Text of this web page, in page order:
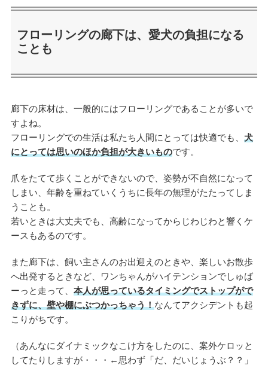
フローリングの廊下は、愛犬の負担になる
ことも
廊下の床材は、一般的にはフローリングであることが多いで
すよね。
フローリングでの生活は私たち人間にとっては快適でも、 犬
にとっては思いのほか負担が大きいものです。
爪をたてて歩くことができないので、姿勢が不自然になって
しまい、年齢を重ねていくうちに長年の無理がたたってしま
うことも。
若いときは大丈夫でも、高齢になってからじわじわと響くケ
ースもあるのです。
また廊下は、飼い主さんのお出迎えのときや、楽しいお散歩
へ出発するときなど、ワンちゃんがハイテンションでしゅば
ーっと走って、 本人が思っているタイミングでストップがで
きずに、壁や棚にぶつかっちゃう！なんてアクシデントも起
こりがちです。
（あんなにダイナミックなこけ方をしたのに、案外ケロッと
してたりしますが・・・←思わず「だ、だいじょうぶ？？」